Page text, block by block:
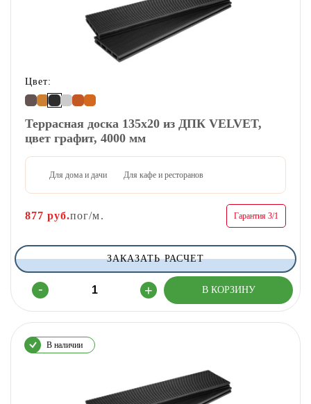
Цвет:
Террасная доска 135х20 из ДПК VELVET,
цвет графит, 4000 мм
Для дома и дачи Для кафе и ресторанов
877 руб.пог/м. Гарантия 3/1
ЗАКАЗАТЬ РАСЧЕТ
В наличии